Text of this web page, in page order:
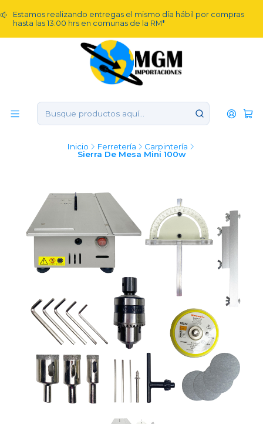
Estamos realizando entregas el mismo día hábil por compras
hasta las 13:00 hrs en comunas de la RM*
Inicio Ferretería
Carpintería
Sierra De Mesa Mini 100w